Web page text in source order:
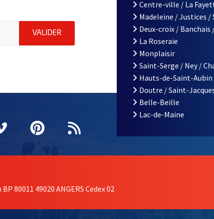
de la ville d'Angers, indiquez votre email (champ
VALIDER ENVOYER MA DEMANDE D'INSCRIPTION À
fenêtrefenêtre
une nouvelle fenêtre
Vimeo
, Ouvre une nouvelle fenêtre
Pinterest
, Ouvre une nouvelle fenêtre
Flux RSS
Centre-ville / La
Madeleine / Justices /
Deux-croix / Banchais
La Roseraie
Monplaisir
Saint-Serge / Ney /
Hauts-de-Saint-Aubin
Doutre / Saint-
Belle-Beille
Lac-de-Maine
80011 49020 ANGERS Cedex 02